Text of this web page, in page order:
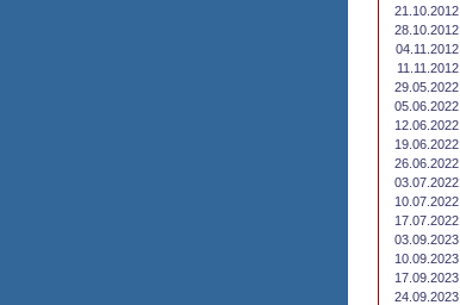
21.10.2012
28.10.2012
04.11.2012
11.11.2012
29.05.2022
05.06.2022
12.06.2022
19.06.2022
26.06.2022
03.07.2022
10.07.2022
17.07.2022
03.09.2023
10.09.2023
17.09.2023
24.09.2023